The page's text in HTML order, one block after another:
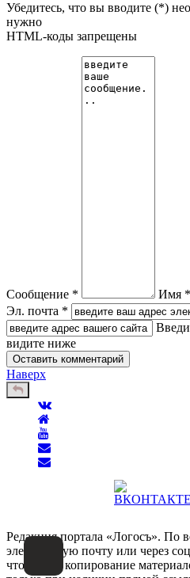
Убедитесь, что вы вводите (*)
нужно
HTML-коды запрещены
Сообщение *
Имя *
Эл. почта *
видите ниже
Наверх
Редакция портала «Логосъ». По
электронную почту или через
что любое копирование